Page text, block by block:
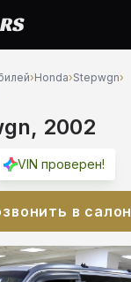
›Honda›Stepwgn›
2002
VIN проверен!
в салон